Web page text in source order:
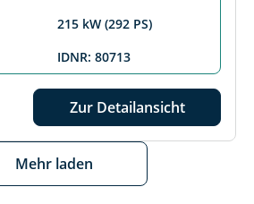
215 kW (292 PS)
IDNR: 80713
Zur Detailansicht
Mehr laden